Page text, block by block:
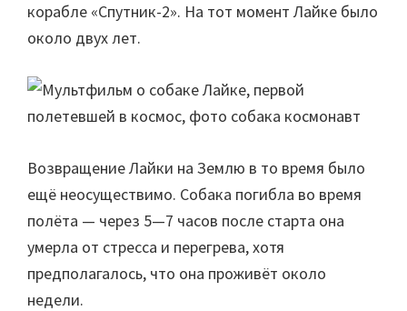
корабле «Спутник-2». На тот момент Лайке было
около двух лет.
Возвращение Лайки на Землю в то время было
ещё неосуществимо. Собака погибла во время
полёта — через 5—7 часов после старта она
умерла от стресса и перегрева, хотя
предполагалось, что она проживёт около
недели.